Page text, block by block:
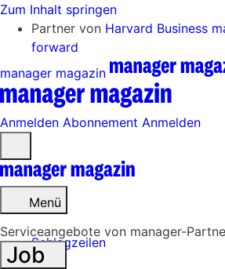
Zum Inhalt springen
Partner von Harvard Business
forward
manager magazin
Anmelden Abonnement Anmelden
öffnen
Menü
Schlagzeilen
Serviceangebote von manager-
Job